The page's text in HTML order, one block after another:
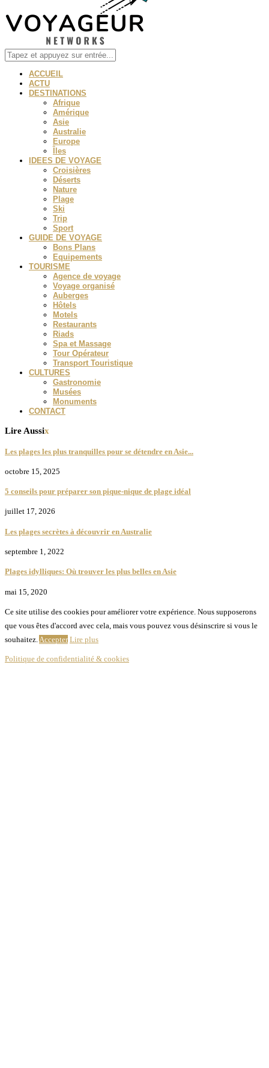
ACCUEIL
ACTU
DESTINATIONS
Afrique
Amérique
Asie
Australie
Europe
Îles
IDEES DE VOYAGE
Croisières
Déserts
Nature
Plage
Ski
Trip
Sport
GUIDE DE VOYAGE
Bons Plans
Equipements
TOURISME
Agence de voyage
Voyage organisé
Auberges
Hôtels
Motels
Restaurants
Riads
Spa et Massage
Tour Opérateur
Transport Touristique
CULTURES
Gastronomie
Musées
Monuments
CONTACT
Lire Aussix
Les plages les plus tranquilles pour se détendre en Asie...
octobre 15, 2025
5 conseils pour préparer son pique-nique de plage idéal
juillet 17, 2026
Les plages secrètes à découvrir en Australie
septembre 1, 2022
Plages idylliques: Où trouver les plus belles en Asie
mai 15, 2020
Ce site utilise des cookies pour améliorer votre expérience. Nous supposerons
que vous êtes d'accord avec cela, mais vous pouvez vous désinscrire si vous le
souhaitez. Accepter Lire plus
Politique de confidentialité & cookies